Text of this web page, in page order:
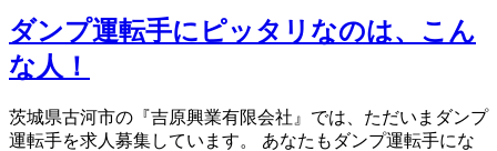
ダンプ運転手にピッタリなのは、こん
な人！
茨城県古河市の『吉原興業有限会社』では、ただいまダンプ
運転手を求人募集しています。 あなたもダンプ運転手にな